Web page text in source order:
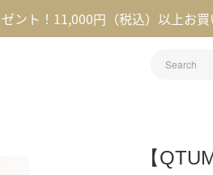
ント！11,000円（税込）以上お
【